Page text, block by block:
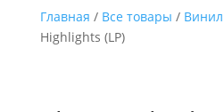
Главная / Все товары / Винил
Highlights (LP)